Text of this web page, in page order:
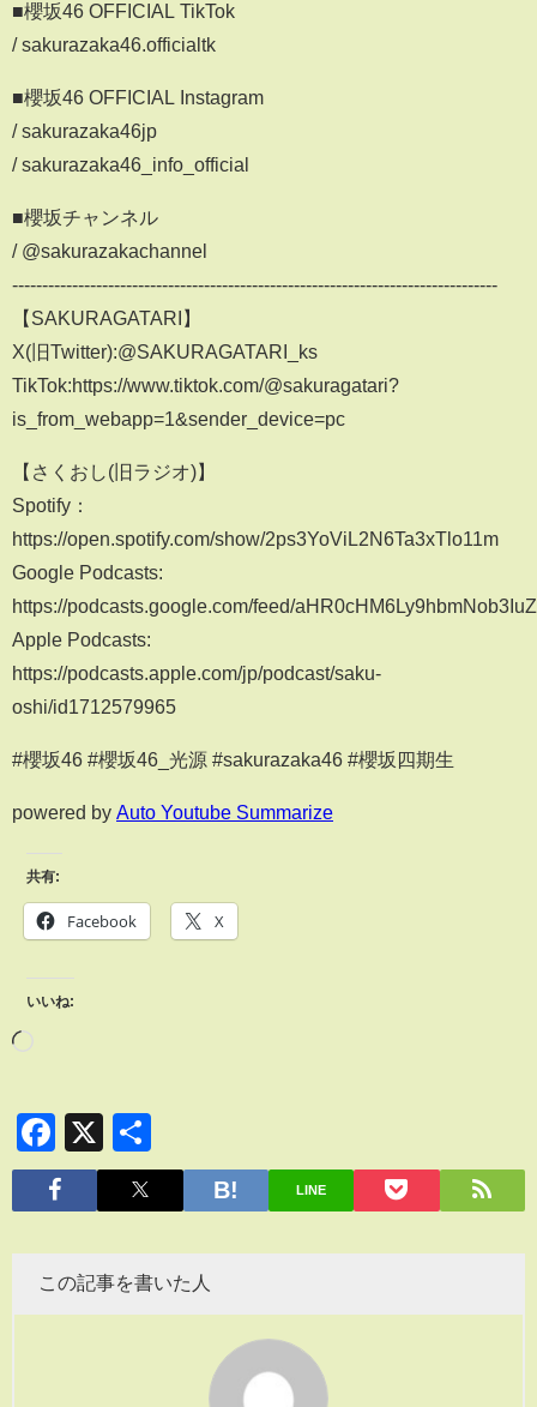
■櫻坂46 OFFICIAL TikTok
/ sakurazaka46.officialtk
■櫻坂46 OFFICIAL Instagram
/ sakurazaka46jp
/ sakurazaka46_info_official
■櫻坂チャンネル
/ @sakurazakachannel
---------------------------------------------------------------------------------
【SAKURAGATARI】
X(旧Twitter):@SAKURAGATARI_ks
TikTok:https://www.tiktok.com/@sakuragatari?
is_from_webapp=1&sender_device=pc
【さくおし(旧ラジオ)】
Spotify：
https://open.spotify.com/show/2ps3YoViL2N6Ta3xTlo11m
Google Podcasts:
https://podcasts.google.com/feed/
Apple Podcasts:
https://podcasts.apple.com/jp/podcast/saku-
oshi/id1712579965
#櫻坂46 #櫻坂46_光源 #sakurazaka46 #櫻坂四期生
powered by Auto Youtube Summarize
共有:
Facebook X
いいね:
Facebook
X
有
LINE
この記事を書いた人